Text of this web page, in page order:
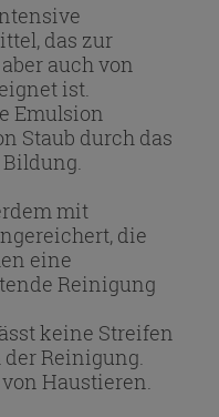
das zur
auch von
ist.
Emulsion
Staub durch das
mit
die
eine
Reinigung
keine Streifen
Reinigung.
Haustieren.